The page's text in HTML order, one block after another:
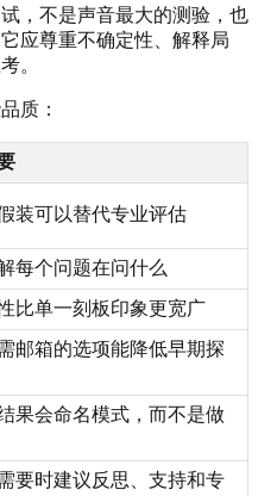
，不是声音最大的测验，也
应尊重不确定性、解释局
。
质：
装可以替代专业评估
每个问题在问什么
比单一刻板印象更宽广
邮箱的选项能降低早期探
果会命名模式，而不是做
要时建议反思、支持和专